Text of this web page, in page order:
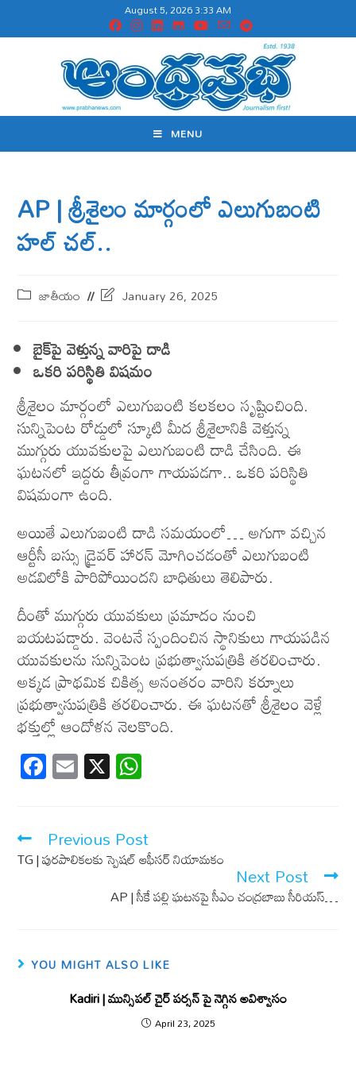
August 5, 2026 3:33 AM
MENU
AP | శ్రీశైలం మార్గంలో ఎలుగుబంటి
హ‌ల్ చ‌ల్..
జాతీయం January 26, 2025
బైక్‌పై వెళ్తున్న వారిపై దాడి
ఒకరి పరిస్థితి విషమం
శ్రీశైలం మార్గంలో ఎలుగుబంటి క‌ల‌క‌లం సృష్టించింది.
సున్నిపెంట రోడ్డులో స్కూటి మీద శ్రీశైలానికి వెళ్తున్న‌
ముగ్గురు యువకులపై ఎలుగుబంటి దాడి చేసింది. ఈ
ఘటనలో ఇద్ద‌రు తీవ్రంగా గాయ‌ప‌డ‌గా.. ఒకరి పరిస్థితి
విషమంగా ఉంది.
అయితే ఎలుగుబంటి దాడి సమయంలో… అగుగా వచ్చిన
ఆర్టీసీ బస్సు డ్రైవర్ హారన్ మోగించడంతో ఎలుగుబంటి
అడవిలోకి పారిపోయిందని బాధితులు తెలిపారు.
దీంతో ముగ్గురు యువకులు ప్రమాదం నుంచి
బయటపడ్డారు. వెంటనే స్పందించిన‌ స్థానికులు గాయపడిన
యువకుల‌ను సున్నిపెంట ప్రభుత్వాసుపత్రికి తరలించారు.
అక్కడ ప్రాథమిక చికిత్స అనంతరం వారిని కర్నూలు
ప్రభుత్వాసుపత్రికి తరలించారు. ఈ ఘ‌ట‌న‌తో శ్రీశైలం వెళ్లే
భక్తుల్లో ఆందోళన నెలకొంది.
F
ac
b
o
E
m
X
s
A
p
p
Previous Post
TG | పురపాలికలకు స్పెషల్ ఆఫీసర్ నియామకం
Next Post
AP | సీకే పల్లి ఘ‌ట‌న‌పై సీఎం చంద్ర‌బాబు సీరియ‌స్…
YOU MIGHT ALSO LIKE
Kadiri | మున్సిపల్ చైర్ పర్సన్ పై నెగ్గిన అవిశ్వాసం
April 23, 2025